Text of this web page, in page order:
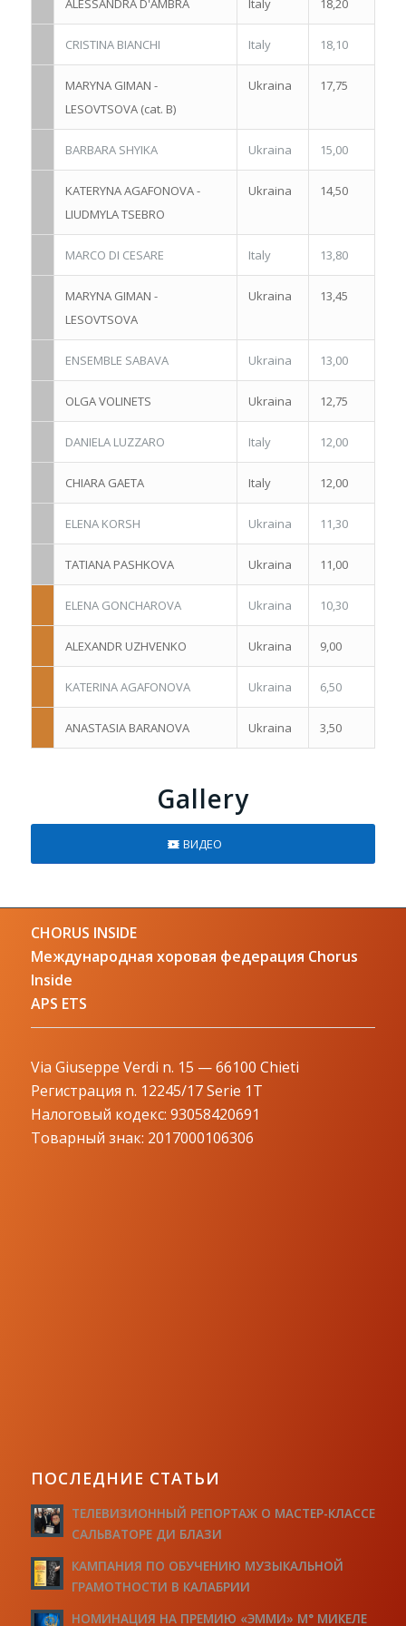
ALESSANDRA D'AMBRA Italy 18,20
CRISTINA BIANCHI Italy 18,10
MARYNA GIMAN -
LESOVTSOVA (cat. B)
Ukraina 17,75
BARBARA SHYIKA Ukraina 15,00
KATERYNA AGAFONOVA -
LIUDMYLA TSEBRO
Ukraina 14,50
MARCO DI CESARE Italy 13,80
MARYNA GIMAN -
LESOVTSOVA
Ukraina 13,45
ENSEMBLE SABAVA Ukraina 13,00
OLGA VOLINETS Ukraina 12,75
DANIELA LUZZARO Italy 12,00
CHIARA GAETA Italy 12,00
ELENA KORSH Ukraina 11,30
TATIANA PASHKOVA Ukraina 11,00
ELENA GONCHAROVA Ukraina 10,30
ALEXANDR UZHVENKO Ukraina 9,00
KATERINA AGAFONOVA Ukraina 6,50
ANASTASIA BARANOVA Ukraina 3,50
Gallery
ВИДЕО
CHORUS INSIDE
Международная хоровая федерация Chorus
Inside
APS ETS
Via Giuseppe Verdi n. 15 — 66100 Chieti
Регистрация n. 12245/17 Serie 1T
Налоговый кодекс: 93058420691
Товарный знак: 2017000106306
ПОСЛЕДНИЕ СТАТЬИ
ТЕЛЕВИЗИОННЫЙ РЕПОРТАЖ О МАСТЕР-КЛАССЕ
САЛЬВАТОРЕ ДИ БЛАЗИ
КАМПАНИЯ ПО ОБУЧЕНИЮ МУЗЫКАЛЬНОЙ
ГРАМОТНОСТИ В КАЛАБРИИ
НОМИНАЦИЯ НА ПРЕМИЮ «ЭММИ» М° МИКЕЛЕ